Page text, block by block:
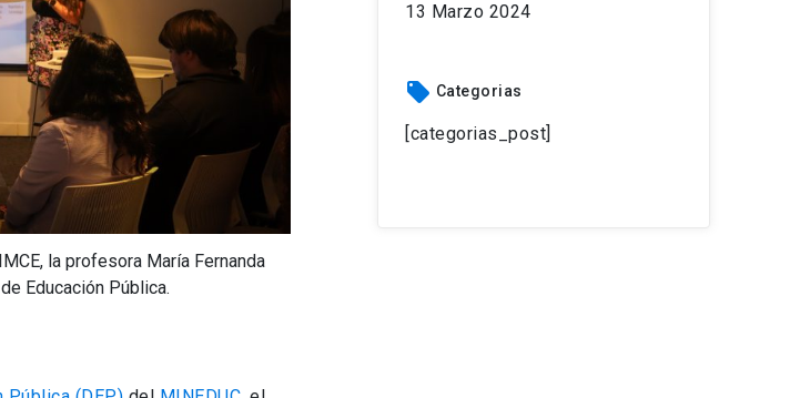
la profesora María Fernanda
Educación Pública.
13 Marzo 2024
local_offer Categorias
[categorias_post]